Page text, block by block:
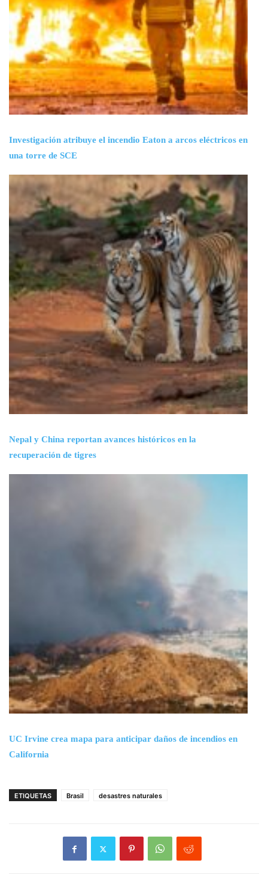
Investigación atribuye el incendio Eaton a arcos eléctricos en
una torre de SCE
Nepal y China reportan avances históricos en la
recuperación de tigres
UC Irvine crea mapa para anticipar daños de incendios en
California
ETIQUETAS Brasil desastres naturales